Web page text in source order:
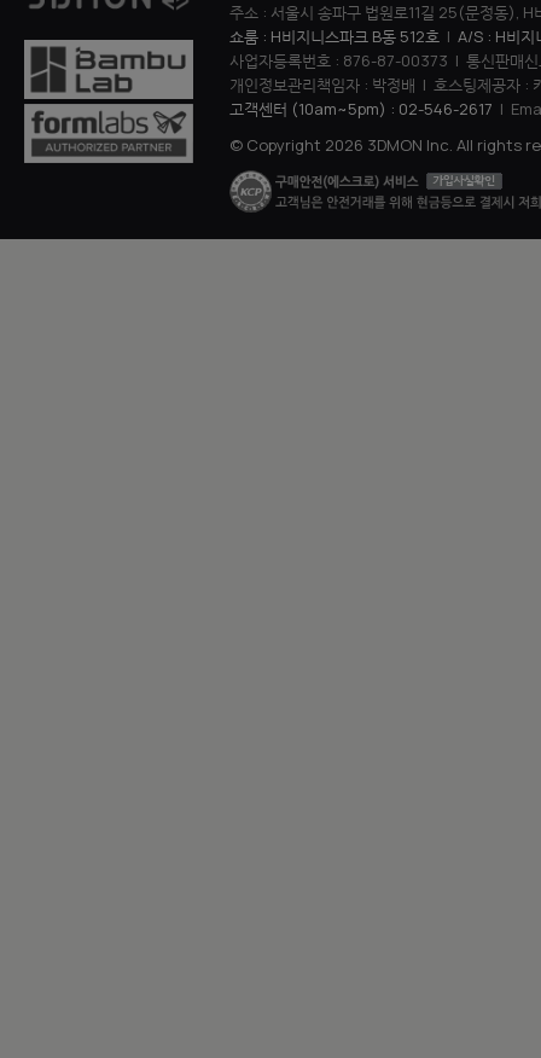
주소 : 서울시 송파구 법원로11길 25(문정동),
쇼룸 : H비지니스파크 B동 512호 | A/S : H비지
사업자등록번호 : 876-87-00373 | 통신판매
개인정보관리책임자 : 박정배 | 호스팅제공자 :
고객센터 (10am~5pm) : 02-546-2617 |
© Copyright 2026 3DMON Inc. All rights